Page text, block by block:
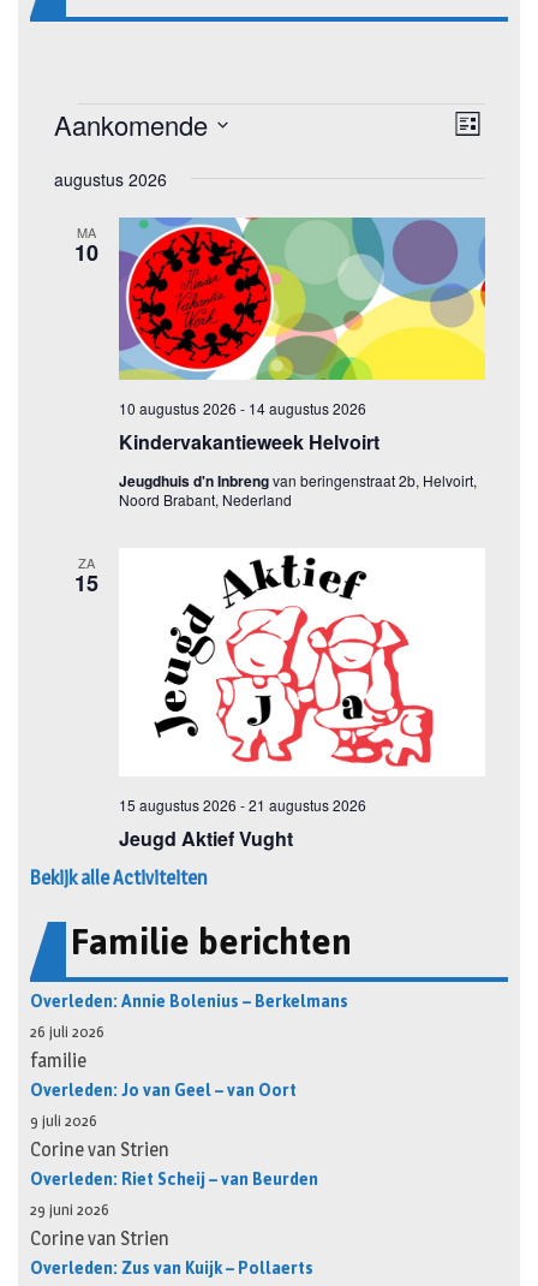
Bekijk alle Activiteiten
Familie berichten
Overleden: Annie Bolenius – Berkelmans
26 juli 2026
familie
Overleden: Jo van Geel – van Oort
9 juli 2026
Corine van Strien
Overleden: Riet Scheij – van Beurden
29 juni 2026
Corine van Strien
Overleden: Zus van Kuijk – Pollaerts